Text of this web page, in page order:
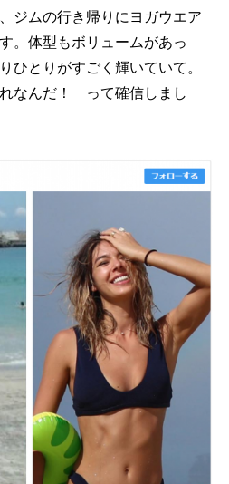
ジムの行き帰りにヨガウエア
。体型もボリュームがあっ
ひとりがすごく輝いていて。
なんだ！ って確信しまし